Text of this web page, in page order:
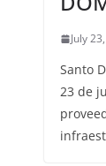
July
Santo
23 de